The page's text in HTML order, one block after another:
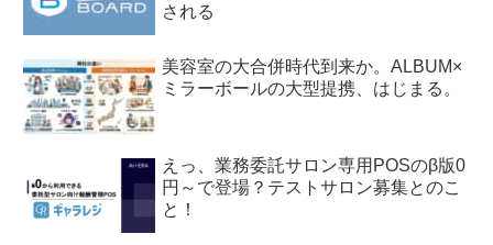
される
美容室の大合併時代到来か。ALBUM×
ミラーボールの大型提携、はじまる。
えっ、業務委託サロン専用POSのβ版0
円～で登場？テストサロン募集とのこ
と！